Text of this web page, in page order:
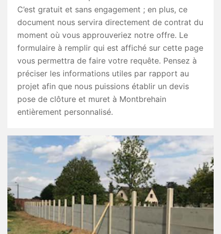
C’est gratuit et sans engagement ; en plus, ce
document nous servira directement de contrat du
moment où vous approuveriez notre offre. Le
formulaire à remplir qui est affiché sur cette page
vous permettra de faire votre requête. Pensez à
préciser les informations utiles par rapport au
projet afin que nous puissions établir un devis
pose de clôture et muret à Montbrehain
entièrement personnalisé.